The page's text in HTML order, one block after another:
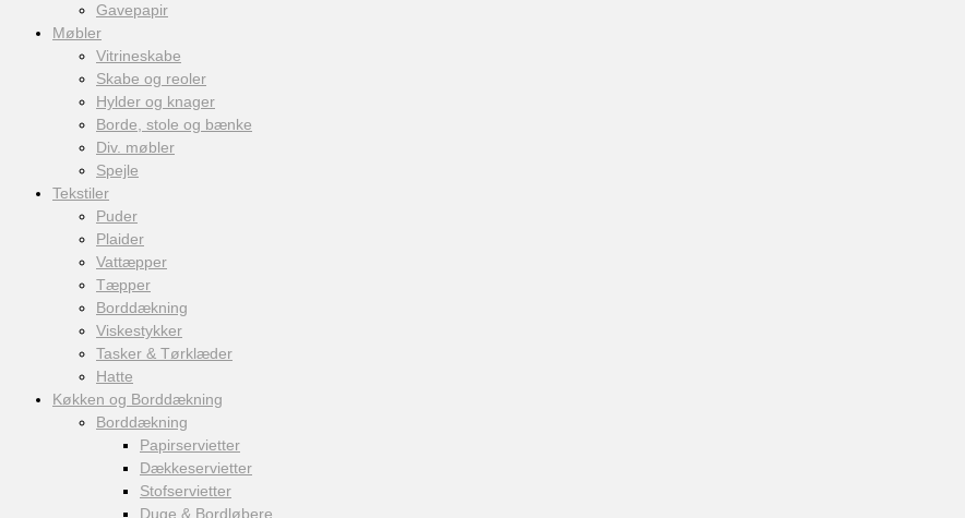
Gavepapir
Møbler
Vitrineskabe
Skabe og reoler
Hylder og knager
Borde, stole og bænke
Div. møbler
Spejle
Tekstiler
Puder
Plaider
Vattæpper
Tæpper
Borddækning
Viskestykker
Tasker & Tørklæder
Hatte
Køkken og Borddækning
Borddækning
Papirservietter
Dækkeservietter
Stofservietter
Duge & Bordløbere